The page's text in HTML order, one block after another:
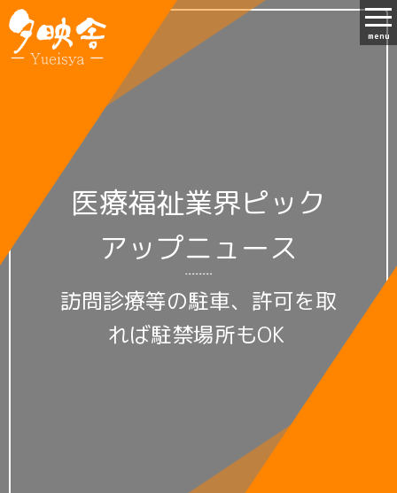
医療福祉業界ピック
アップニュース
訪問診療等の駐車、許可を取
れば駐禁場所もOK
menu